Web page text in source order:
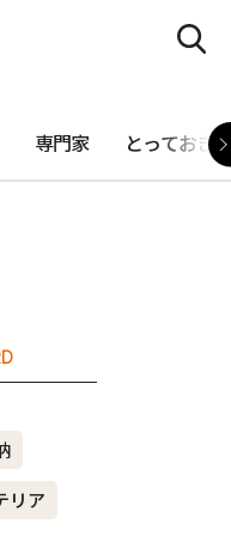
専門家 とっておき
リア